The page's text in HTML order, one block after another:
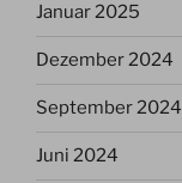
Januar 2025
Dezember 2024
September 2024
Juni 2024